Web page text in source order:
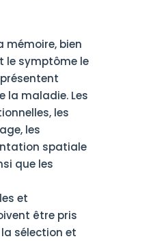
mémoire, bien
le symptôme le
la maladie. Les
les
les
spatiale
que les
et
être pris
sélection et